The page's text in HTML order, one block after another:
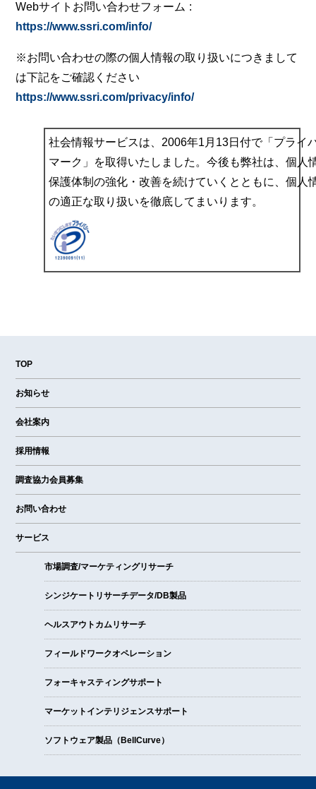
Webサイトお問い合わせフォーム
https://www.ssri.com/info/
※お問い合わせの際の個人情報の取り扱いにつきまして
は下記をご確認ください
https://www.ssri.com/privacy/info/
社会情報サービスは、2006年1月13日付で「プライ
マーク」を取得いたしました。今後も弊社は、個人
保護体制の強化・改善を続けていくとともに、個人
の適正な取り扱いを徹底してまいります。
TOP
お知らせ
会社案内
採用情報
調査協力会員募集
お問い合わせ
サービス
市場調査/マーケティングリサーチ
シンジケートリサーチデータ/DB製品
ヘルスアウトカムリサーチ
フィールドワークオペレーション
フォーキャスティングサポート
マーケットインテリジェンスサポート
ソフトウェア製品（BellCurve）